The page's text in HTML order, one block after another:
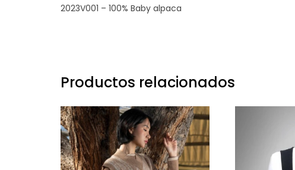
2023V001 – 100% Baby alpaca
Productos relacionados